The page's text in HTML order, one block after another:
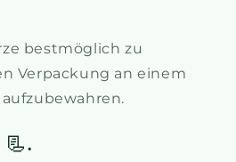
bestmöglich zu
Verpackung an einem